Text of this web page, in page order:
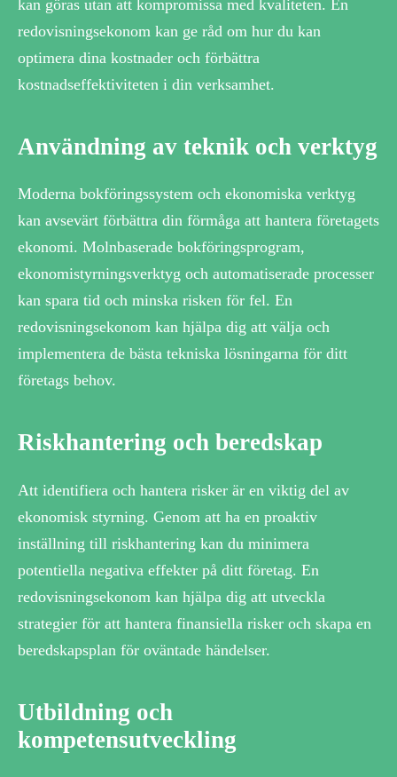
kan göras utan att kompromissa med kvaliteten. En
redovisningsekonom kan ge råd om hur du kan
optimera dina kostnader och förbättra
kostnadseffektiviteten i din verksamhet.
Användning av teknik och verktyg
Moderna bokföringssystem och ekonomiska verktyg
kan avsevärt förbättra din förmåga att hantera företagets
ekonomi. Molnbaserade bokföringsprogram,
ekonomistyrningsverktyg och automatiserade processer
kan spara tid och minska risken för fel. En
redovisningsekonom kan hjälpa dig att välja och
implementera de bästa tekniska lösningarna för ditt
företags behov.
Riskhantering och beredskap
Att identifiera och hantera risker är en viktig del av
ekonomisk styrning. Genom att ha en proaktiv
inställning till riskhantering kan du minimera
potentiella negativa effekter på ditt företag. En
redovisningsekonom kan hjälpa dig att utveckla
strategier för att hantera finansiella risker och skapa en
beredskapsplan för oväntade händelser.
Utbildning och
kompetensutveckling